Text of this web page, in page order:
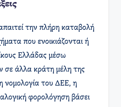
την πλήρη καταβολή
που ενοικιάζονται ή
Ελλάδας μέσω
σε άλλα κράτη μέλη της
νομολογία του ΔΕΕ, η
φορολόγηση βάσει